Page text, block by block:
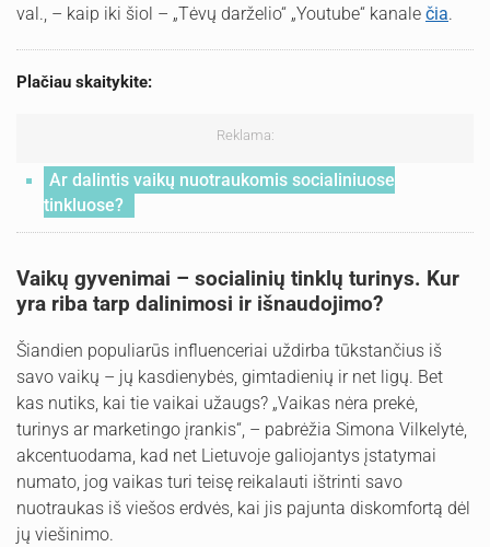
val., – kaip iki šiol – „Tėvų darželio“ „Youtube“ kanale čia.
Plačiau skaitykite:
Reklama:
Ar dalintis vaikų nuotraukomis socialiniuose
tinkluose?
Vaikų gyvenimai – socialinių tinklų turinys. Kur
yra riba tarp dalinimosi ir išnaudojimo?
Šiandien populiarūs influenceriai uždirba tūkstančius iš
savo vaikų – jų kasdienybės, gimtadienių ir net ligų. Bet
kas nutiks, kai tie vaikai užaugs? „Vaikas nėra prekė,
turinys ar marketingo įrankis“, – pabrėžia Simona Vilkelytė,
akcentuodama, kad net Lietuvoje galiojantys įstatymai
numato, jog vaikas turi teisę reikalauti ištrinti savo
nuotraukas iš viešos erdvės, kai jis pajunta diskomfortą dėl
jų viešinimo.